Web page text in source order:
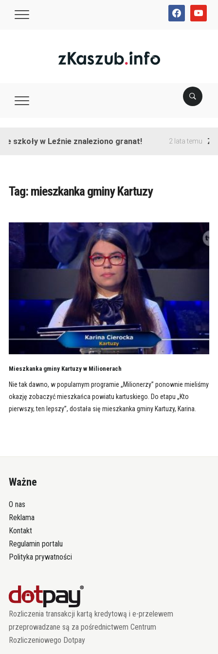
facebookyoutube
szkoły w Leźnie znaleziono granat! 2 lata temu
Tag: mieszkanka gminy Kartuzy
Mieszkanka gminy Kartuzy w Milionerach
Nie tak dawno, w popularnym programie „Milionerzy” ponownie mieliśmy
okazję zobaczyć mieszkańca powiatu kartuskiego. Do etapu „Kto
pierwszy, ten lepszy”, dostała się mieszkanka gminy Kartuzy, Karina.
Ważne
O nas
Reklama
Kontakt
Regulamin portalu
Polityka prywatności
Rozliczenia transakcji kartą kredytową i e-przelewem
przeprowadzane są za pośrednictwem Centrum
Rozliczeniowego Dotpay